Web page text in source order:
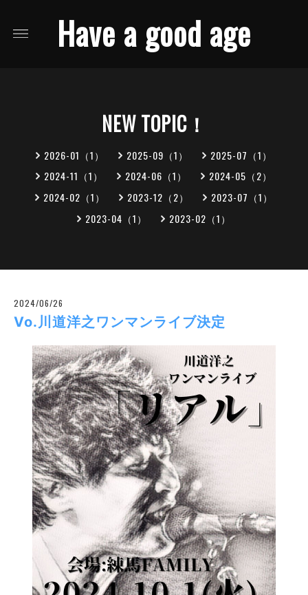
Have a good age
NEW TOPIC！
2026-01（1） 2025-09（1）
2025-07（1）
2024-11（1）
2024-06（1）
2024-05（2）
2024-02（1）
2023-12（2）
2023-07（1）
2023-04（1）
2023-02（1）
2024/06/26
Vo.川道洋之ワンマンライブ決定